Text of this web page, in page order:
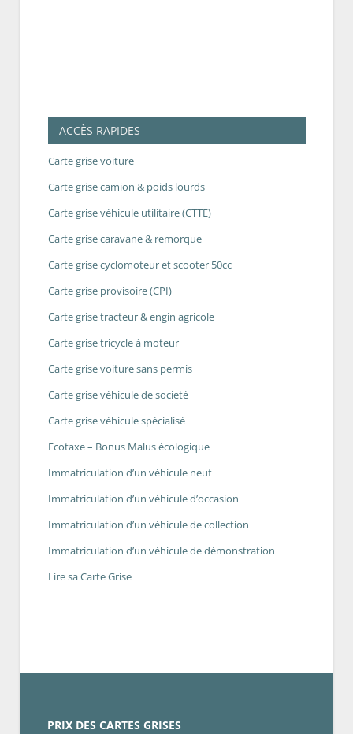
ACCÈS RAPIDES
Carte grise voiture
Carte grise camion & poids lourds
Carte grise véhicule utilitaire (CTTE)
Carte grise caravane & remorque
Carte grise cyclomoteur et scooter 50cc
Carte grise provisoire (CPI)
Carte grise tracteur & engin agricole
Carte grise tricycle à moteur
Carte grise voiture sans permis
Carte grise véhicule de societé
Carte grise véhicule spécialisé
Ecotaxe – Bonus Malus écologique
Immatriculation d’un véhicule neuf
Immatriculation d’un véhicule d’occasion
Immatriculation d’un véhicule de collection
Immatriculation d’un véhicule de démonstration
Lire sa Carte Grise
PRIX DES CARTES GRISES